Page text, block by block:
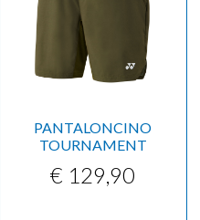
PANTALONCINO
TOURNAMENT
€ 129,90